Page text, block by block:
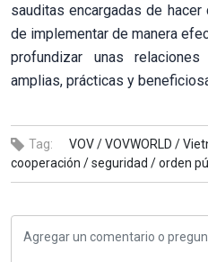
sauditas encargadas de
de implementar de manera
profundizar unas
amplias, prácticas y
Tag: VOV /VOVWORLD /
cooperación /seguridad /orden